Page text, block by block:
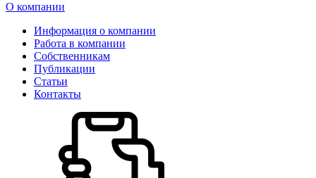
О компании
Информация о компании
Работа в компании
Собственникам
Публикации
Статьи
Контакты